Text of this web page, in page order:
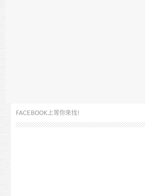
FACEBOOK上等你來找!